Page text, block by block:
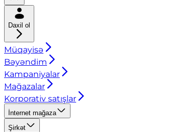
Daxil ol
Müqayisə
Bəyəndim
Kampaniyalar
Mağazalar
Korporativ satışlar
İnternet mağaza
Şirkət